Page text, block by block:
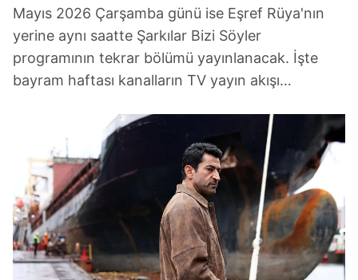
Mayıs 2026 Çarşamba günü ise Eşref Rüya'nın
yerine aynı saatte Şarkılar Bizi Söyler
programının tekrar bölümü yayınlanacak. İşte
bayram haftası kanalların TV yayın akışı…